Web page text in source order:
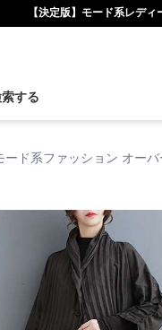
【決定版】モード系レデ
する
ード系ファッション オー